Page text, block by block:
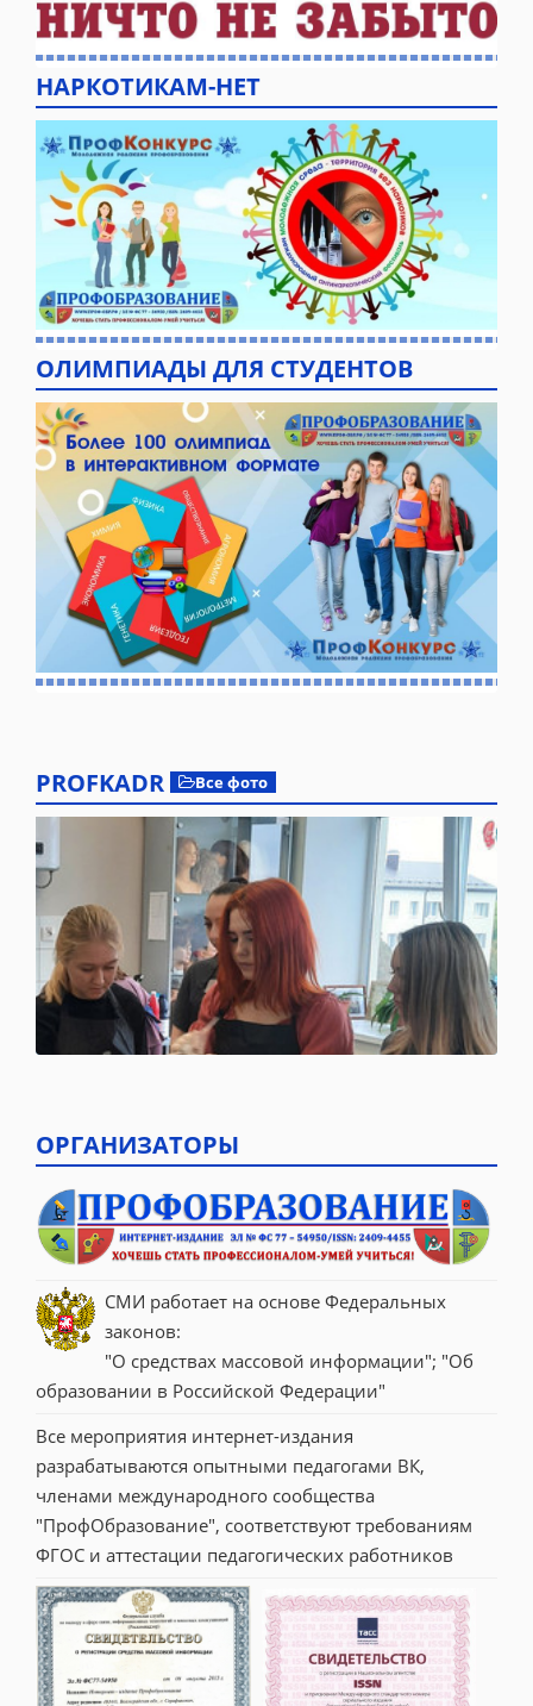
НАРКОТИКАМ-НЕТ
ОЛИМПИАДЫ ДЛЯ СТУДЕНТОВ
PROFKADR Все фото
ОРГАНИЗАТОРЫ
СМИ работает на основе Федеральных
законов:
"О средствах массовой информации"; "Об
образовании в Российской Федерации"
Все мероприятия интернет-издания
разрабатываются опытными педагогами ВК,
членами международного сообщества
"ПрофОбразование", соответствуют требованиям
ФГОС и аттестации педагогических работников